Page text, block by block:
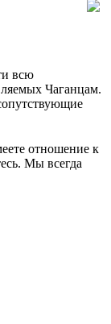
всю
Чаганцам.
отношение к
Мы всегда